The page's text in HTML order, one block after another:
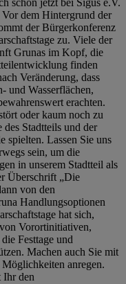
schon jetzt bei Sigus e.V.
dem Hintergrund der
der Bürgerkonferenz
zu. Viele der
Grunas im Kopf, die
finden
Veränderung, dass
und Wasserflächen,
erachten.
oder kaum noch zu
Stadtteils und der
spielten. Lassen Sie uns
sein, um die
in unserem Stadtteil als
Überschrift „Die
von den
Handlungsoptionen
hat sich,
Vorortinitiativen,
Festtage und
Machen auch Sie mit
anregen.
Ihr den